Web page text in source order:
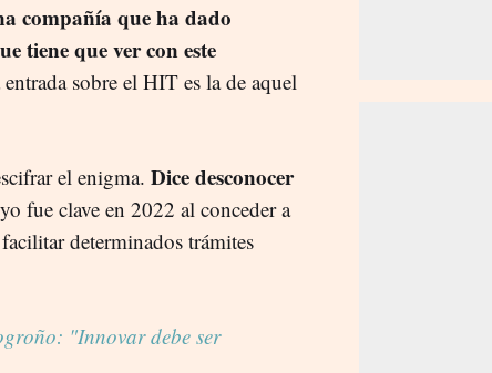
compañía que ha dado
tiene que ver con este
sobre el HIT es la de aquel
el enigma. Dice desconocer
fue clave en 2022 al conceder a
determinados trámites
"Innovar debe ser